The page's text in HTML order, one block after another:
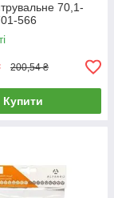
70,1-
566
200,54 ₴
Купити